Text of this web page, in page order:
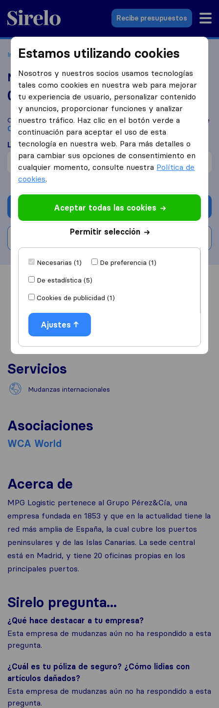
Sirelo.es
Recibe presupuestos
Inicio Empresas de mudanzas Coslada MPG Tránsitos
MPG Tránsitos
0,0 basado en1
reseñas de Sirelo y Google
Compara MPG Tránsitos con otras empresas de mudanzas
de
Coslada
Lo que dicen los clientes
Solicita Presupuestos
Información Valoraciones
Servicios
Mudanzas internacionales
Asociaciones
WCA World
Acerca de
MPG Logistic pertenece al Grupo Pérez&Cía, una
empresa fundada en 1853 y que en la actualidad tiene la
red más amplia de España, la cual cubre los puertos
peninsulares y de las Islas Canarias. La sede central
está en Madrid, y tiene 20 oficinas propias en los
principales puertos.
Sirelo pregunta...
¿Qué hace destacar a tu empresa?
Esta empresa de mudanzas aún no ha respondido a esta
pregunta.
¿Cuál es tu póliza de seguro? ¿Cómo lidias con
artículos dañados?
Esta empresa de mudanzas aún no ha respondido a esta
pregunta.
Estamos utilizando cookies
Nosotros y nuestros socios usamos tecnologías
tales como cookies en nuestra web para mejorar
tu experiencia de usuario, personalizar contenido
y anuncios, proporcionar funciones y analizar
nuestro tráfico. Haz clic en el botón verde a
continuación para aceptar el uso de esta
tecnología en nuestra web. Para más detalles o
para cambiar sus opciones de consentimiento en
cualquier momento, consulte nuestra Política de
cookies.
Aceptar todas las cookies
Permitir selección
Necesarias (1)
De preferencia (1)
De estadística (5)
Cookies de publicidad (1)
Ajustes